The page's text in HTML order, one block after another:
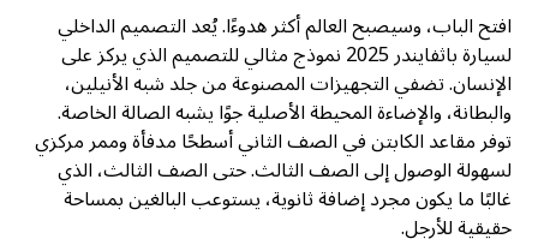
افتح الباب، وسيصبح العالم أكثر هدوءًا. يُعد التصميم الداخلي
لسيارة باثفايندر 2025 نموذج مثالي للتصميم الذي يركز على
الإنسان. تضفي التجهيزات المصنوعة من جلد شبه الأنيلين،
والبطانة، والإضاءة المحيطة الأصلية جوًا يشبه الصالة الخاصة.
توفر مقاعد الكابتن في الصف الثاني أسطحًا مدفأة وممر مركزي
لسهولة الوصول إلى الصف الثالث. حتى الصف الثالث، الذي
غالبًا ما يكون مجرد إضافة ثانوية، يستوعب البالغين بمساحة
حقيقية للأرجل.